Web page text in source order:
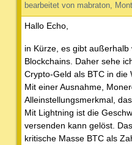
bearbeitet von mabraton,
Hallo Echo,
in Kürze, es gibt
Blockchains. Daher sehe
Crypto-Geld als BTC in die
Mit einer Ausnahme,
Alleinstellungsmerkmal,
Mit Lightning ist die
versenden kann gelöst.
kritische Masse BTC als